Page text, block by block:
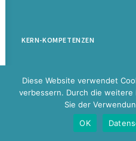
KERN-KOMPETENZEN
2026 Carolyn Groß |Datenschutz
Diese Website verwendet
verbessern. Durch die
Sie der
OK